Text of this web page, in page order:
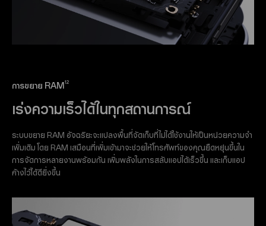
การขยาย RAM 12
เร่งความเร็วได้ในทุกสถานการณ์
ระบบขยาย RAM อัจฉริยะจะแปลงพื้นที่จัดเก็บที่ไม่ได้ใช้งานให้เป็นหน่วยความจำ
เพิ่มเติม โดย RAM เสมือนที่เพิ่มเข้ามาจะช่วยให้โทรศัพท์ของคุณยืดหยุ่นขึ้นใน
การจัดการหลายงานพร้อมกัน เพิ่มพลังในการสลับแอปได้เร็วขึ้น และเก็บแอป
ค้างไว้ได้ดียิ่งขึ้น